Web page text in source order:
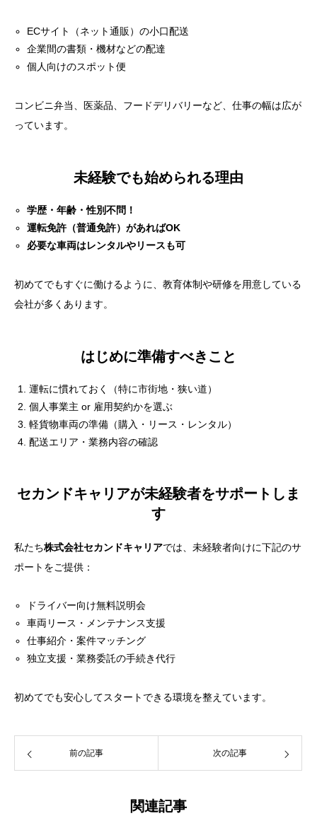
ECサイト（ネット通販）の小口配送
企業間の書類・機材などの配達
個人向けのスポット便
コンビニ弁当、医薬品、フードデリバリーなど、仕事の幅は広が
っています。
未経験でも始められる理由
学歴・年齢・性別不問！
運転免許（普通免許）があればOK
必要な車両はレンタルやリースも可
初めてでもすぐに働けるように、教育体制や研修を用意している
会社が多くあります。
はじめに準備すべきこと
運転に慣れておく（特に市街地・狭い道）
個人事業主 or 雇用契約かを選ぶ
軽貨物車両の準備（購入・リース・レンタル）
配送エリア・業務内容の確認
セカンドキャリアが未経験者をサポートしま
す
私たち株式会社セカンドキャリアでは、未経験者向けに下記のサ
ポートをご提供：
ドライバー向け無料説明会
車両リース・メンテナンス支援
仕事紹介・案件マッチング
独立支援・業務委託の手続き代行
初めてでも安心してスタートできる環境を整えています。
前の記事 次の記事
関連記事
目次
セカンドキャリアが未経験者をサポートします